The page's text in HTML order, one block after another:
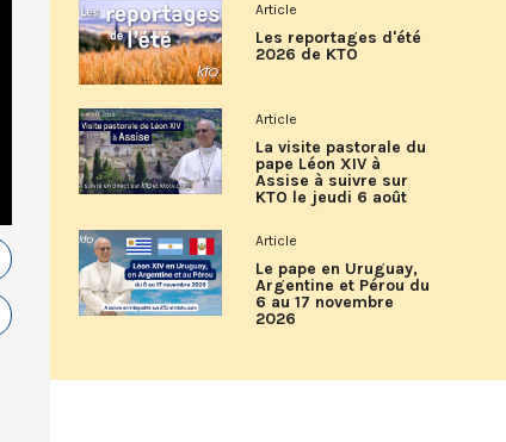
Article
Les reportages d'été
2026 de KTO
Article
La visite pastorale du
pape Léon XIV à
Assise à suivre sur
KTO le jeudi 6 août
Article
Le pape en Uruguay,
Argentine et Pérou du
6 au 17 novembre
2026